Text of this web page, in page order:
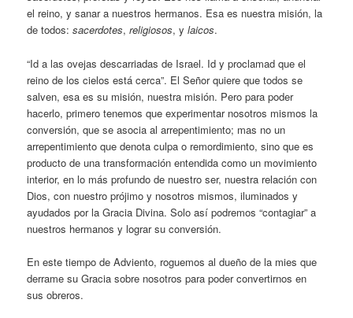
el reino, y sanar a nuestros hermanos. Esa es nuestra misión, la
de todos:sacerdotes,religiosos, ylaicos.
“Id a las ovejas descarriadas de Israel. Id y proclamad que el
reino de los cielos está cerca”. El Señor quiere que todos se
salven, esa es su misión, nuestra misión. Pero para poder
hacerlo, primero tenemos que experimentar nosotros mismos la
conversión, que se asocia al arrepentimiento; mas no un
arrepentimiento que denota culpa o remordimiento, sino que es
producto de una transformación entendida como un movimiento
interior, en lo más profundo de nuestro ser, nuestra relación con
Dios, con nuestro prójimo y nosotros mismos, iluminados y
ayudados por la Gracia Divina. Solo así podremos “contagiar” a
nuestros hermanos y lograr su conversión.
En este tiempo de Adviento, roguemos al dueño de la mies que
derrame su Gracia sobre nosotros para poder convertirnos en
sus obreros.